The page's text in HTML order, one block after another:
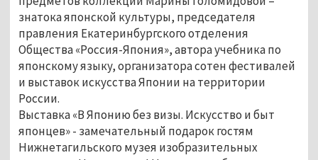
знатока японской культуры, председателя
правления Екатеринбургского отделения
Общества «Россия-Япония», автора учебника по
японскому языку, организатора сотен фестивалей
и выставок искусства Японии на территории
России.
Выставка «В Японию без визы. Искусство и быт
японцев» - замечательный подарок гостям
Нижнетагильского музея изобразительных